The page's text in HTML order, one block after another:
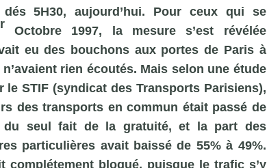
5H30, aujourd’hui. Pour ceux qui se
Octobre 1997, la mesure s’est révélée
eu des bouchons aux portes de Paris à
rien écoutés. Mais selon une étude
le STIF (syndicat des Transports Parisiens),
des transports en commun était passé de
du seul fait de la gratuité, et la part des
particulières avait baissé de 55% à 49%.
complétement bloqué, puisque le trafic s’y